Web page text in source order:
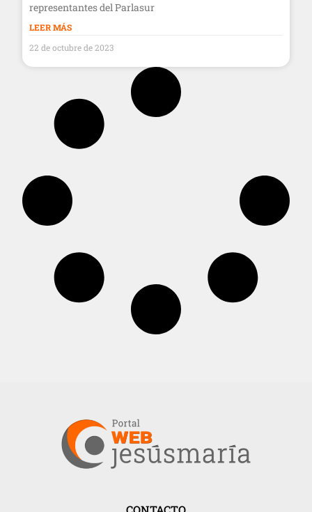
representantes del Parlasur
LEER MÁS
22 de octubre de 2023